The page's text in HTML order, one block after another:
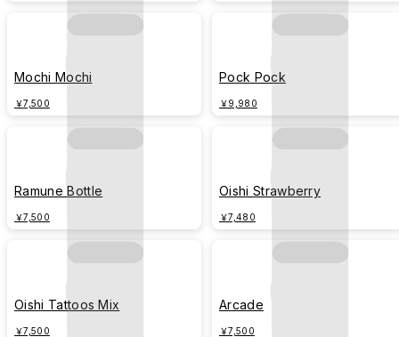
Mochi Mochi
￥7,500
Pock Pock
￥9,980
Ramune Bottle
￥7,500
Oishi Strawberry
￥7,480
Oishi Tattoos Mix
￥7,500
Arcade
￥7,500